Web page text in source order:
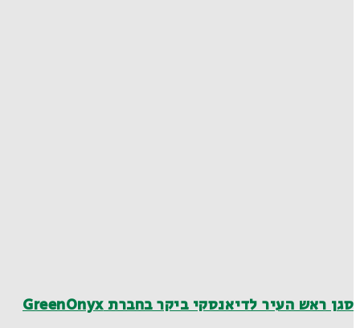
סגן ראש העיר לדיאנסקי ביקר בחברת GreenOnyx